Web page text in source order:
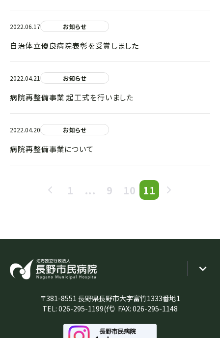
2022.06.17 お知らせ
自治体立優良病院表彰を受賞しました
2022.04.21 お知らせ
病院再整備事業 起工式を行いました
2022.04.20 お知らせ
病院再整備事業について
1 ... 9 10 11
〒381-8551 長野県長野市大字富竹1333番地1
TEL: 026-295-1199(代） FAX: 026-295-1148